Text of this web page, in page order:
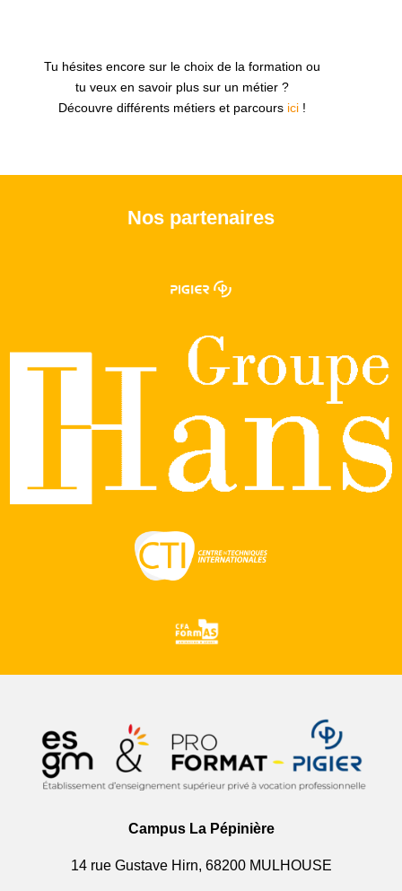
Tu hésites encore sur le choix de la formation ou
tu veux en savoir plus sur un métier ?
Découvre différents métiers et parcours ici!
Nos partenaires
Campus La Pépinière
14 rue Gustave Hirn, 68200 MULHOUSE